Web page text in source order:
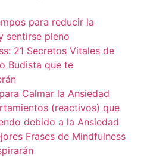
para reducir la
sentirse pleno
21 Secretos Vitales de
Budista que te
Calmar la Ansiedad
(reactivos) que
debido a la Ansiedad
Frases de Mindfulness